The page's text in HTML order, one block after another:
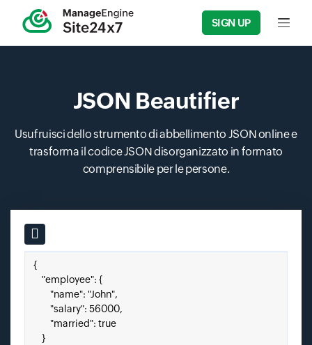
SIGN UP Input
JSON Beautifier
Usufruisci dello strumento di abbellimento JSON online e
trasforma il codice JSON disorganizzato in formato
comprensibile per le persone.
Input field
Incolla qui il tuo file JSON.